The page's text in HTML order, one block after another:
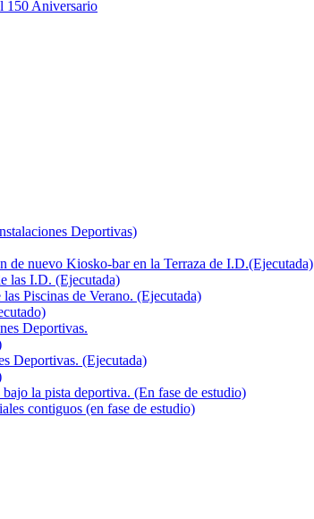
150 Aniversario
Deportivas)
de nuevo Kiosko-bar en la Terraza de I.D.(Ejecutada)
las I.D. (Ejecutada)
Piscinas de Verano. (Ejecutada)
Deportivas.
Deportivas. (Ejecutada)
la pista deportiva. (En fase de estudio)
contiguos (en fase de estudio)